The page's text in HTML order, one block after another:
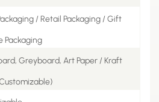
/ Retail Packaging / Gift
Packaging
Greyboard, Art Paper / Kraft